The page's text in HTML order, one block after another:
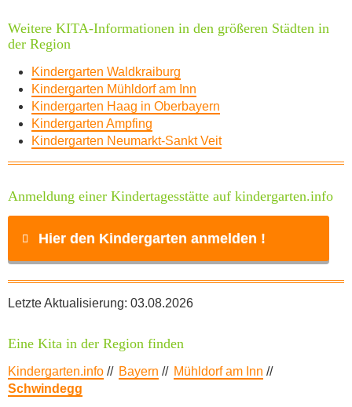
Weitere KITA-Informationen in den größeren Städten in
der Region
Kindergarten Waldkraiburg
Kindergarten Mühldorf am Inn
Kindergarten Haag in Oberbayern
Kindergarten Ampfing
Kindergarten Neumarkt-Sankt Veit
Anmeldung einer Kindertagesstätte auf kindergarten.info
Hier den Kindergarten anmelden !
Name*
Letzte Aktualisierung: 03.08.2026
Eine Kita in der Region finden
Kindergarten.info // Bayern // Mühldorf am Inn //
Schwindegg